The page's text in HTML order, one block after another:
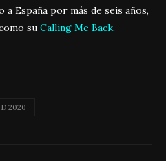
España por más de seis años,
su Calling Me Back.
2020